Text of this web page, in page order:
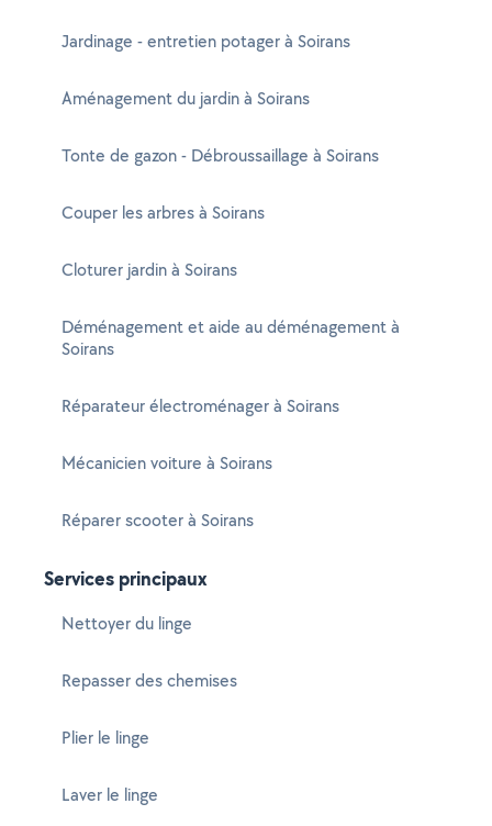
Jardinage - entretien potager à Soirans
Aménagement du jardin à Soirans
Tonte de gazon - Débroussaillage à Soirans
Couper les arbres à Soirans
Cloturer jardin à Soirans
Déménagement et aide au déménagement à
Soirans
Réparateur électroménager à Soirans
Mécanicien voiture à Soirans
Réparer scooter à Soirans
Services principaux
Nettoyer du linge
Repasser des chemises
Plier le linge
Laver le linge